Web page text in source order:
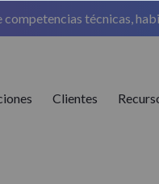
técnicas,
Clientes